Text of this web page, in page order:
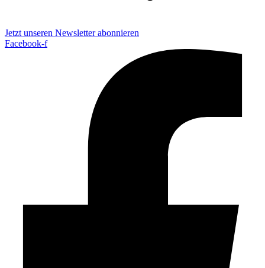
Jetzt unseren Newsletter abonnieren
Facebook-f